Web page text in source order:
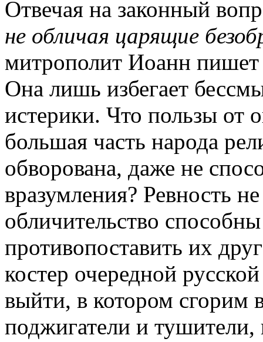
Отвечая на законный
не обличая царящие
митрополит Иоанн пишет
Она лишь избегает
истерики. Что пользы от
большая часть народа
обворована, даже не
вразумления? Ревность
обличительство
противопоставить их
костер очередной
выйти, в котором сгорим
поджигатели и